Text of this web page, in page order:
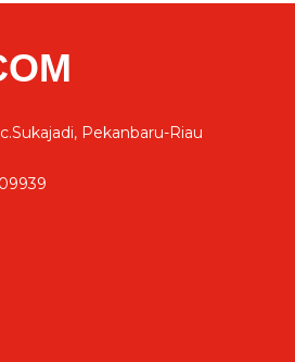
Pekanbaru-Riau